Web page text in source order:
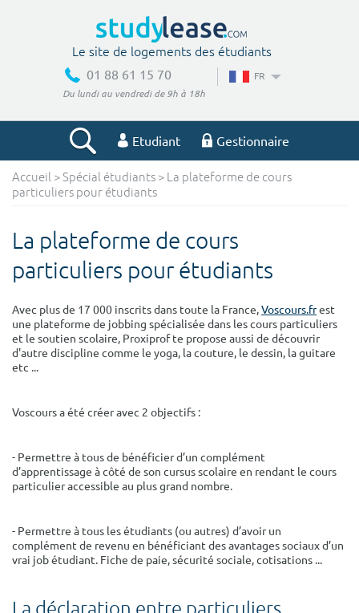
Le site de logements des étudiants
01 88 61 15 70
Du lundi au vendredi de 9h à 18h
FR
Etudiant Gestionnaire
Votre recherche
€ €
Surface min
m²
Type de location
Colocation
Votre date d'entrée
Accueil >Spécial étudiants > La plateforme de cours
particuliers pour étudiants
La plateforme de cours
particuliers pour étudiants
Avec plus de 17 000 inscrits dans toute la France,Voscours.frest
une plateforme de jobbing spécialisée dans les cours particuliers
et le soutien scolaire, Proxiprof te propose aussi de découvrir
d'autre discipline comme le yoga, la couture, le dessin, la guitare
etc ...
Voscours a été créer avec 2 objectifs :
- Permettre à tous de bénéficier d’un complément
d’apprentissage à côté de son cursus scolaire en rendant le cours
particulier accessible au plus grand nombre.
- Permettre à tous les étudiants (ou autres) d’avoir un
complément de revenu en bénéficiant des avantages sociaux d’un
vrai job étudiant. Fiche de paie, sécurité sociale, cotisations ...